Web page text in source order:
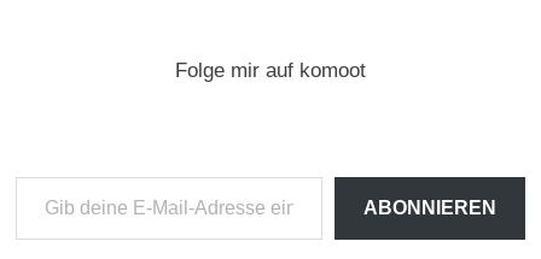
Folge mir auf komoot
deine
ABONNIEREN